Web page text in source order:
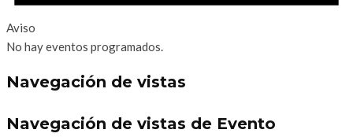
Aviso
No hay eventos programados.
Navegación de vistas
Navegación de vistas de Evento